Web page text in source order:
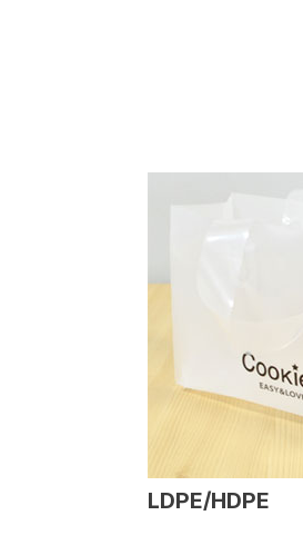
LDPE/HDPE